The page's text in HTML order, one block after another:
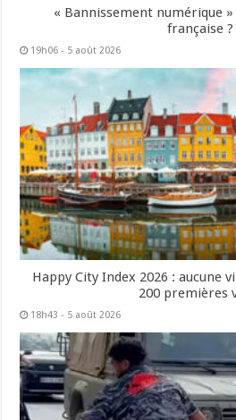
« Bannissement numérique
française ?
19h06 - 5 août 2026
Happy City Index 2026 : aucune
200 premières
18h43 - 5 août 2026